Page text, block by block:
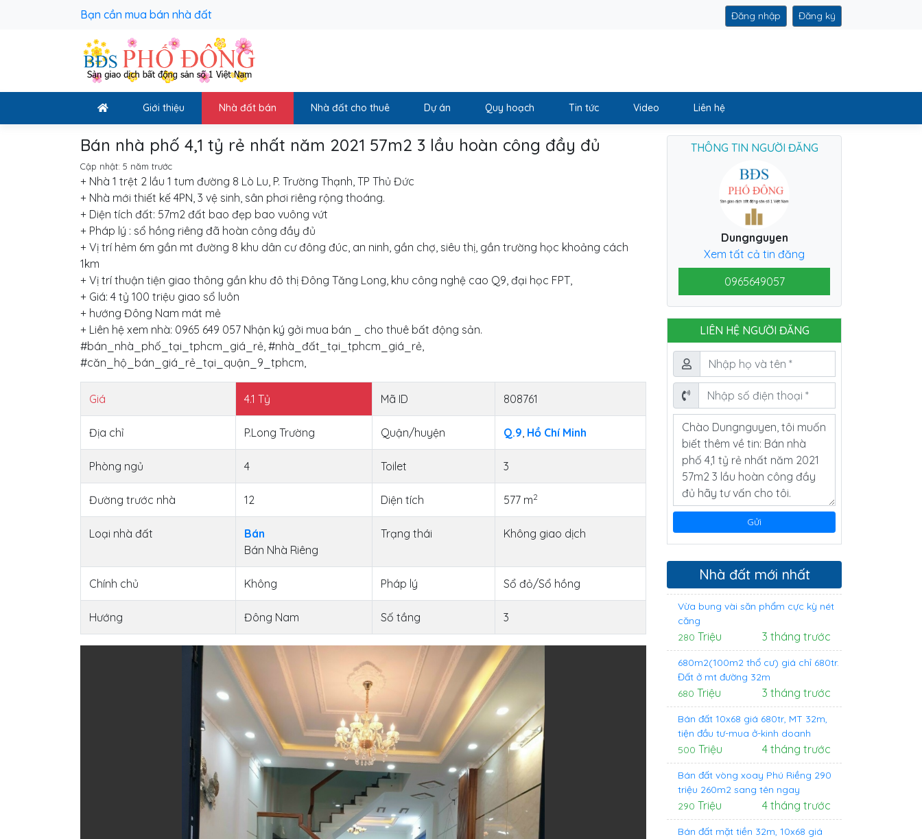
Bạn cần mua bán nhà đất Đăng nhập Đăng ký
Giới thiệu Nhà đất bán Nhà đất cho thuê Dự án Quy hoạch Tin tức Video Liên hệ
Bán nhà phố 4,1 tỷ rẻ nhất năm 2021 57m2 3 lầu hoàn công đầy đủ
Cập nhật: 5 năm trước
+ Nhà 1 trệt 2 lầu 1 tum đường 8 Lò Lu, P. Trường Thạnh, TP Thủ Đức
+ Nhà mới thiết kế 4PN, 3 vệ sinh, sân phơi riêng rộng thoáng.
+ Diện tích đất: 57m2 đất bao đẹp bao vuông vứt
+ Pháp lý : sổ hồng riêng đã hoàn công đầy đủ
+ Vị trí hẻm 6m gần mt đường 8 khu dân cư đông đúc, an ninh, gần chợ, siêu thị, gần trường học khoảng cách
1km
+ Vị trí thuận tiện giao thông gần khu đô thị Đông Tăng Long, khu công nghệ cao Q9, đại học FPT,
+ Giá: 4 tỷ 100 triệu giao sổ luôn
+ hướng Đông Nam mát mẻ
+ Liên hệ xem nhà: 0965 649 057 Nhận ký gởi mua bán _ cho thuê bất động sản.
#bán_nhà_phố_tại_tphcm_giá_rẻ, #nhà_đất_tại_tphcm_giá_rẻ,
#căn_hộ_bán_giá_rẻ_tại_quận_9_tphcm,
Giá 4.1 Tỷ Mã ID 808761
Địa chỉ P.Long Trường Quận/huyện Q.9 Hồ Chí Minh
Phòng ngủ 4 Toilet 3
Đường trước nhà 12 Diện tích 577 m2
Loại nhà đất
Bán
Bán Nhà Riêng
Trạng thái Không giao dịch
Chính chủ Không Pháp lý Sổ đỏ/Sổ hồng
Hướng Đông Nam Số tầng 3
THÔNG TIN NGƯỜI ĐĂNG
Dungnguyen
Xem tất cả tin đăng
0965649057
LIÊN HỆ NGƯỜI ĐĂNG
Nhà đất mới nhất
Vừa bung vài săn phẩm cực kỳ nét
căng
280 Triệu 3 tháng trước
680m2(100m2 thổ cư) giá chỉ 680tr.
Đất ở mt đường 32m
680 Triệu 3 tháng trước
Bán đất 10x68 giá 680tr, MT 32m,
tiện đầu tư-mua ở-kinh doanh
500 Triệu 4 tháng trước
Bán đất vòng xoay Phú Riềng 290
triệu 260m2 sang tên ngay
290 Triệu 4 tháng trước
Bán đất mặt tiền 32m, 10x68 giá